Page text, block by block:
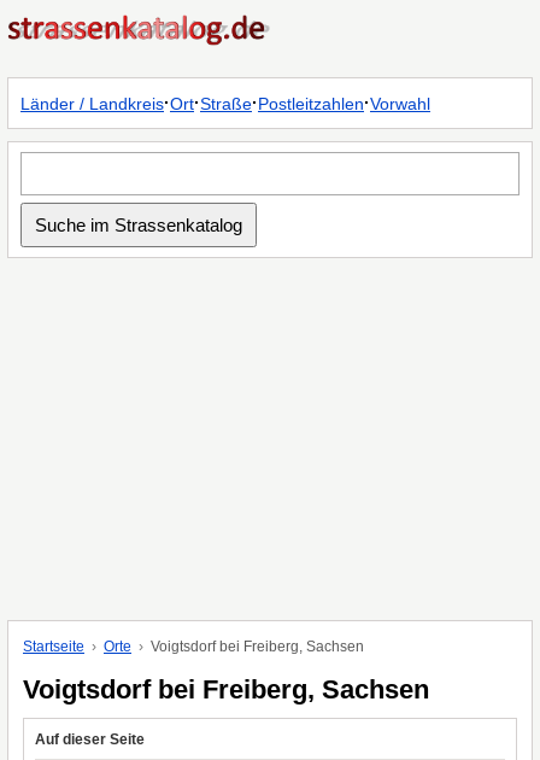
Länder / Landkreis·Ort·Straße·Postleitzahlen·Vorwahl
Startseite Orte Voigtsdorf bei Freiberg, Sachsen
Voigtsdorf bei Freiberg, Sachsen
Auf dieser Seite